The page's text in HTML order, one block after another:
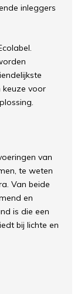
inleggers
keuze voor
van
te weten
Van beide
en
is die een
bij lichte en